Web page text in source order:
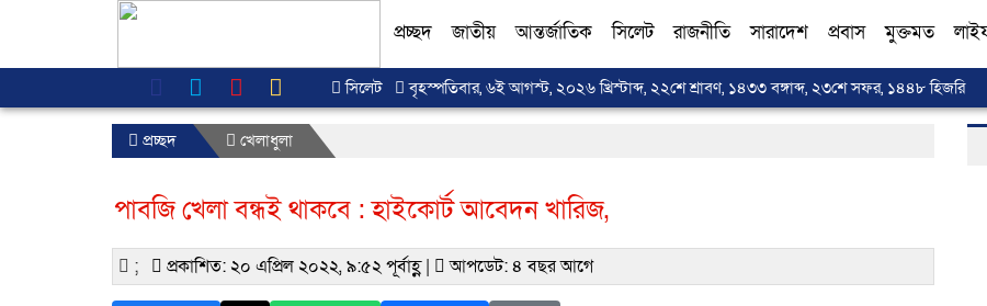
প্রচ্ছদ জাতীয় আন্তর্জাতিক সিলেট রাজনীতি সারাদেশ প্রবাস মুক্তমত
সিলেট বৃহস্পতিবার, ৬ই আগস্ট, ২০২৬ খ্রিস্টাব্দ, ২২শে শ্রাবণ, ১৪৩৩ বঙ্গাব্দ, ২৩শে সফর, ১৪৪৮ হিজরি
প্রচ্ছদ খেলাধুলা
পাবজি খেলা বন্ধই থাকবে : হাইকোর্ট আবেদন খারিজ,
; প্রকাশিত: ২০ এপ্রিল ২০২২, ৯:৫২ পূর্বাহ্ণ | আপডেট: ৪ বছর আগে